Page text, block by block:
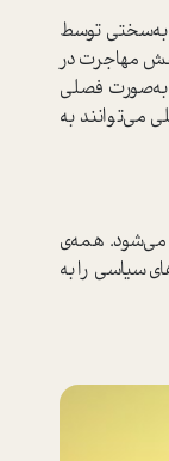
به‌سختی توسط
مهاجرت در
به‌صورت فصلی
می‌توانند به
می‌شود. همه‌ی
سیاسی را به